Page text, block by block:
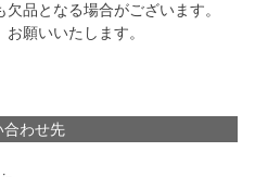
品となる場合がございます。
願いいたします。
合わせ先